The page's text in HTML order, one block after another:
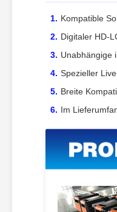
Kompatible
Digitaler HD-
Unabhängige
Spezieller
Breite
Im